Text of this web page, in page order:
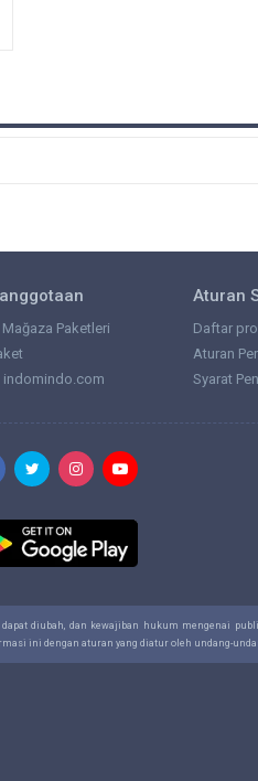
Paketleri
indomindo.com
Aturan
Daftar
Aturan
Syarat
diubah, dan kewajiban hukum mengenai
ini dengan aturan yang diatur oleh undang-